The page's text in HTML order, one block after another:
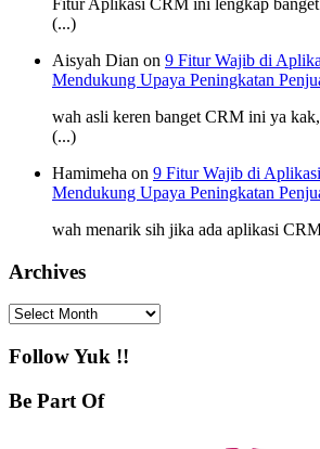
Fitur Aplikasi CRM ini lengkap banget
(...)
Aisyah Dian on 9 Fitur Wajib di
Mendukung Upaya Peningkatan
wah asli keren banget CRM ini ya
(...)
Hamimeha on 9 Fitur Wajib di
Mendukung Upaya Peningkatan
wah menarik sih jika ada aplikasi
Archives
Archives
Follow Yuk !!
Be Part Of